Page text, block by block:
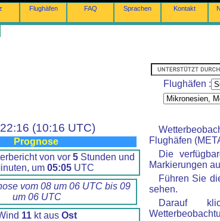
Flughäfen FAQ Sprachen Kontakt
Flughäfen :
(10:16 UTC)
Prognose
von vor 5Stunden und
um 05:05UTC
vom 08 um 06 UTC bis 09
um 06 UTC
11 kt aus Ost
Flughäfen
Die
Markierungen
Führen Sie
sehen.
Darauf